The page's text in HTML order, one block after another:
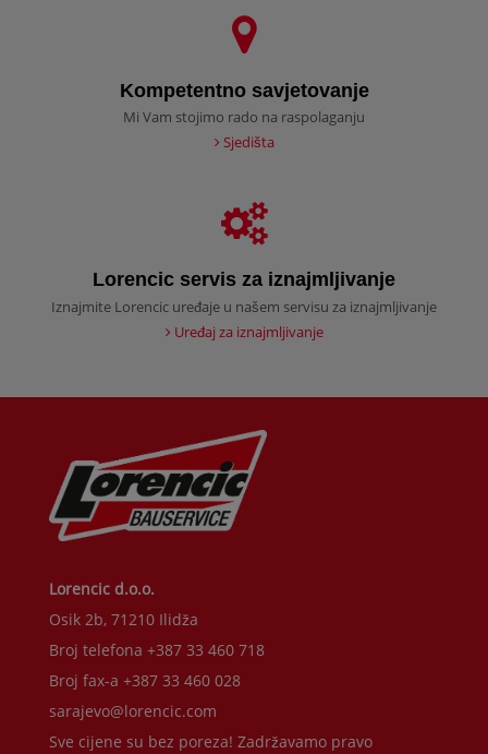
Kompetentno savjetovanje
Mi Vam stojimo rado na raspolaganju
Sjedišta
Lorencic servis za iznajmljivanje
Iznajmite Lorencic uređaje u našem servisu za iznajmljivanje
Uređaj za iznajmljivanje
Lorencic d.o.o.
Osik 2b, 71210 Ilidža
Broj telefona +387 33 460 718
Broj fax-a +387 33 460 028
sarajevo@lorencic.com
Sve cijene su bez poreza! Zadržavamo pravo